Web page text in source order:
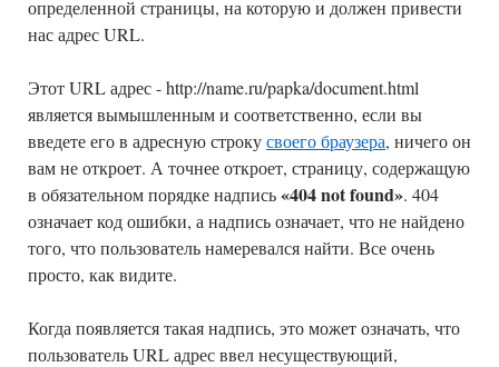
определенной страницы, на которую и должен привести
нас адрес URL.
Этот URL адрес - http://name.ru/papka/document.html
является вымышленным и соответственно, если вы
введете его в адресную строкусвоего браузера, ничего он
вам не откроет. А точнее откроет, страницу, содержащую
в обязательном порядке надпись«404 not found». 404
означает код ошибки, а надпись означает, что не найдено
того, что пользователь намеревался найти. Все очень
просто, как видите.
Когда появляется такая надпись, это может означать, что
пользователь URL адрес ввел несуществующий,